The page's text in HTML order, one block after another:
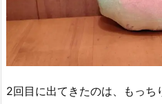
2回目に出てきたのは、もっち